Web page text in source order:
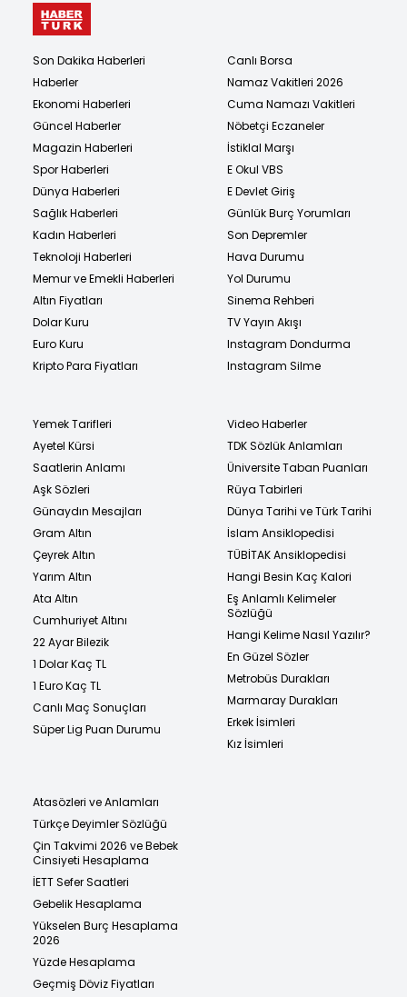
Son Dakika Haberleri
Haberler
Ekonomi Haberleri
Güncel Haberler
Magazin Haberleri
Spor Haberleri
Dünya Haberleri
Sağlık Haberleri
Kadın Haberleri
Teknoloji Haberleri
Memur ve Emekli Haberleri
Altın Fiyatları
Dolar Kuru
Euro Kuru
Kripto Para Fiyatları
Canlı Borsa
Namaz Vakitleri 2026
Cuma Namazı Vakitleri
Nöbetçi Eczaneler
İstiklal Marşı
E Okul VBS
E Devlet Giriş
Günlük Burç Yorumları
Son Depremler
Hava Durumu
Yol Durumu
Sinema Rehberi
TV Yayın Akışı
Instagram Dondurma
Instagram Silme
Yemek Tarifleri
Ayetel Kürsi
Saatlerin Anlamı
Aşk Sözleri
Günaydın Mesajları
Gram Altın
Çeyrek Altın
Yarım Altın
Ata Altın
Cumhuriyet Altını
22 Ayar Bilezik
1 Dolar Kaç TL
1 Euro Kaç TL
Canlı Maç Sonuçları
Süper Lig Puan Durumu
Video Haberler
TDK Sözlük Anlamları
Üniversite Taban Puanları
Rüya Tabirleri
Dünya Tarihi ve Türk Tarihi
İslam Ansiklopedisi
TÜBİTAK Ansiklopedisi
Hangi Besin Kaç Kalori
Eş Anlamlı Kelimeler
Sözlüğü
Hangi Kelime Nasıl Yazılır?
En Güzel Sözler
Metrobüs Durakları
Marmaray Durakları
Erkek İsimleri
Kız İsimleri
Atasözleri ve Anlamları
Türkçe Deyimler Sözlüğü
Çin Takvimi 2026 ve Bebek
Cinsiyeti Hesaplama
İETT Sefer Saatleri
Gebelik Hesaplama
Yükselen Burç Hesaplama
2026
Yüzde Hesaplama
Geçmiş Döviz Fiyatları